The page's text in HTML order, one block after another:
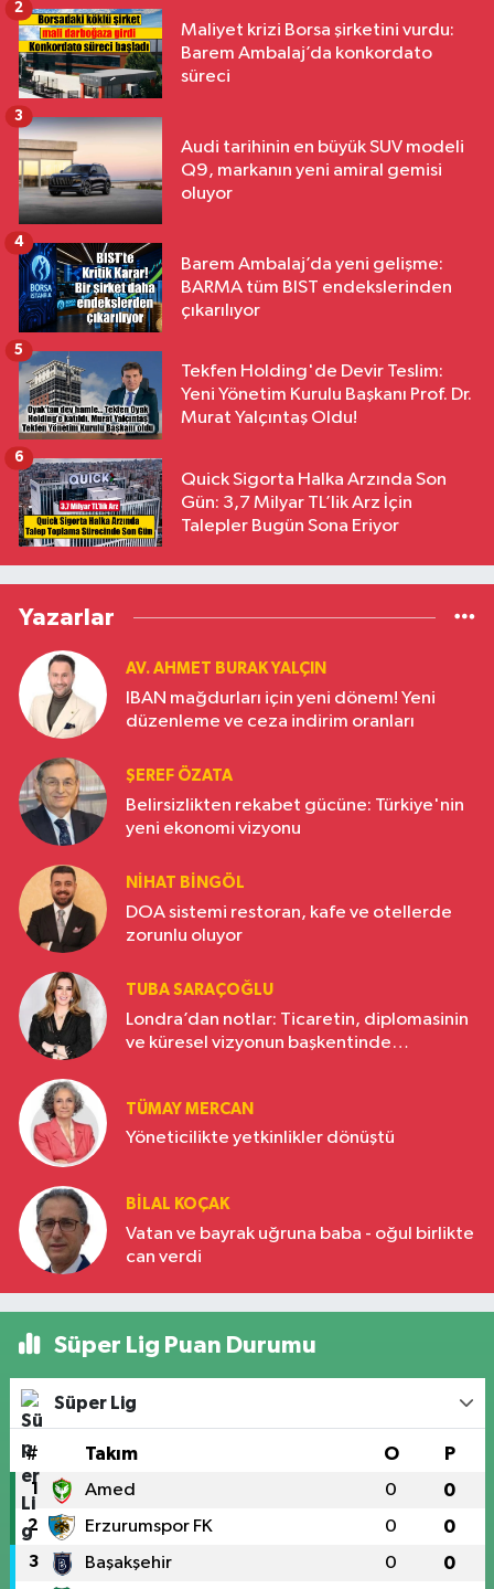
Maliyet krizi Borsa şirketini vurdu:
Barem Ambalaj’da konkordato
süreci
2
Audi tarihinin en büyük SUV modeli
Q9, markanın yeni amiral gemisi
oluyor
3
Barem Ambalaj’da yeni gelişme:
BARMA tüm BIST endekslerinden
çıkarılıyor
4
Tekfen Holding'de Devir Teslim:
Yeni Yönetim Kurulu Başkanı Prof. Dr.
Murat Yalçıntaş Oldu!
5
Quick Sigorta Halka Arzında Son
Gün: 3,7 Milyar TL’lik Arz İçin
Talepler Bugün Sona Eriyor
6
Yazarlar
AV. AHMET BURAK YALÇIN
IBAN mağdurları için yeni dönem! Yeni
düzenleme ve ceza indirim oranları
ŞEREF ÖZATA
Belirsizlikten rekabet gücüne: Türkiye'nin
yeni ekonomi vizyonu
NIHAT BINGÖL
DOA sistemi restoran, kafe ve otellerde
zorunlu oluyor
TUBA SARAÇOĞLU
Londra’dan notlar: Ticaretin, diplomasinin
ve küresel vizyonun başkentinde
TÜMAY MERCAN
Yöneticilikte yetkinlikler dönüştü
BILAL KOÇAK
Vatan ve bayrak uğruna baba - oğul birlikte
can verdi
Süper Lig Puan Durumu
Süper Lig
# Takım O P
1 Amed 0 0
2 Erzurumspor FK 0 0
3 Başakşehir 0 0